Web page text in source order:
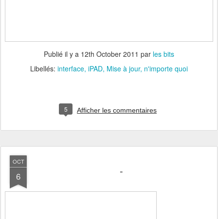
Publié il y a 12th October 2011 par les bits
Libellés: interface iPAD Mise à jour n'importe quoi
5 Afficher les commentaires
OCT
6 -